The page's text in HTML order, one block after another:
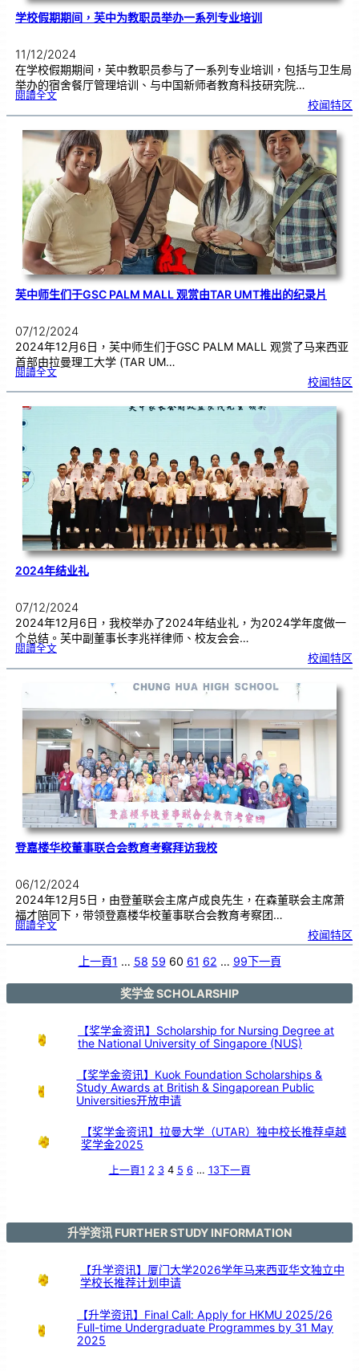
学校假期期间，芙中为教职员举办一系列专业培训
11/12/2024
在学校假期期间，芙中教职员参与了一系列专业培训，包括与卫生局
举办的宿舍餐厅管理培训、与中国新师者教育科技研究院…
閱讀全文:学
期
间
，
芙
中
为
教
职
员
举
办
一
系
列
专
业
培
训
校闻特区
芙中师生们于GSC PALM MALL 观赏由TAR UMT推出的纪录片
07/12/2024
2024年12月6日，芙中师生们于GSC PALM MALL 观赏了马来西亚
首部由拉曼理工大学 (TAR UM…
閱讀全文:芙
生
于
G
L
L
观
赏
由
T
A
R
U
推
出
的
纪
录
片
校闻特区
2024年结业礼
07/12/2024
2024年12月6日，我校举办了2024年结业礼，为2024学年度做一
个总结。芙中副董事长李兆祥律师、校友会会…
閱讀全文:2
4
校闻特区
登嘉楼华校董事联合会教育考察拜访我校
06/12/2024
2024年12月5日，由登董联会主席卢成良先生，在森董联会主席萧
福才陪同下，带领登嘉楼华校董事联合会教育考察团…
閱讀全文:登
华
教
察
校闻特区
上一頁1 … 58 59 60 61 62 … 99 下一頁
奖学金 SCHOLARSHIP
【奖学金资讯】Scholarship for Nursing Degree at
the National University of Singapore (NUS)
【奖学金资讯】Kuok Foundation Scholarships &
Study Awards at British & Singaporean Public
Universities开放申请
【奖学金资讯】拉曼大学（UTAR）独中校长推荐卓越
奖学金2025
上一頁1 2 3 4 5 6 … 13下一頁
升学资讯 FURTHER STUDY INFORMATION
【升学资讯】厦门大学2026学年马来西亚华文独立中
学校长推荐计划申请
【升学资讯】Final Call: Apply for HKMU 2025/26
Full-time Undergraduate Programmes by 31 May
2025